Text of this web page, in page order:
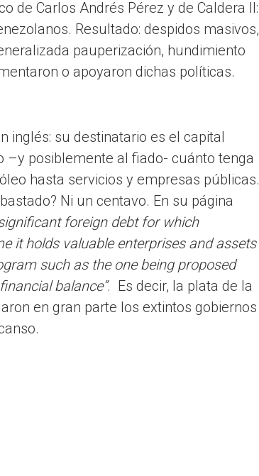
de Carlos Andrés Pérez y de Caldera II:
Resultado: despidos masivos,
pauperización, hundimiento
o apoyaron dichas políticas.
inglés: su destinatario es el capital
–y posiblemente al fiado- cuánto tenga
hasta servicios y empresas públicas.
Ni un centavo. En su página
foreign debt for which
it holds valuable enterprises and assets
such as the one being proposed
balance”. Es decir, la plata de la
en gran parte los extintos gobiernos